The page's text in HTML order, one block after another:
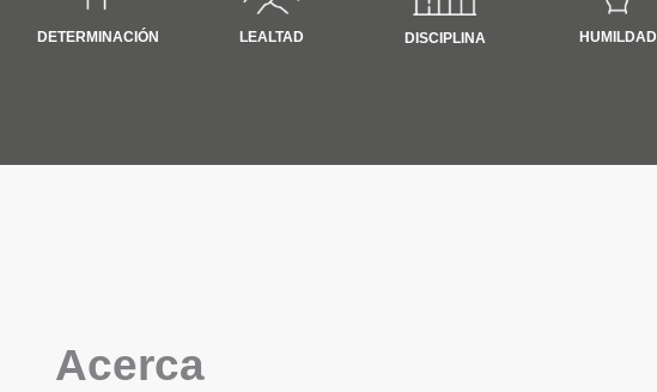
DETERMINACIÓN LEALTAD DISCIPLINA HUMILDAD
Acerca